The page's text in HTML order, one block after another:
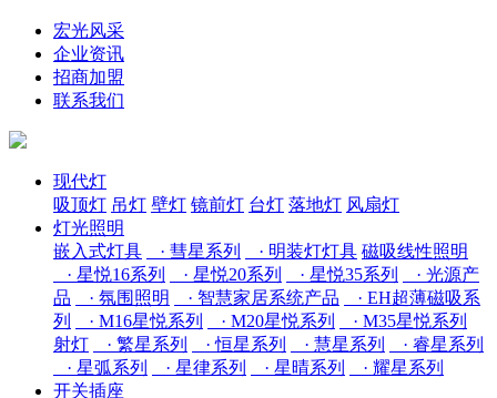
宏光风采
企业资讯
招商加盟
联系我们
现代灯
吸顶灯 吊灯 壁灯 镜前灯 台灯 落地灯 风扇灯
灯光照明
嵌入式灯具
· 彗星系列 · 明装灯灯具 磁吸线性照明
· 星悦16系列
· 星悦20系列 · 星悦35系列
· 光源产
品
· 氛围照明 · 智慧家居系统产品
· EH超薄磁吸系
列
· M16星悦系列 · M20星悦系列
· M35星悦系列
射灯
· 繁星系列 · 恒星系列 · 慧星系列
· 睿星系列
· 星弧系列
· 星律系列 · 星晴系列
· 耀星系列
开关插座